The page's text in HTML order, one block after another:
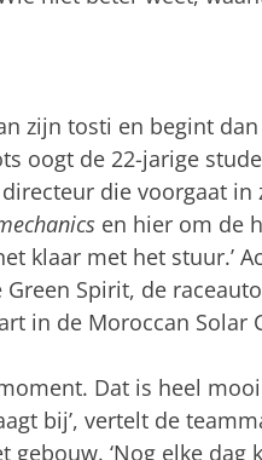
zijn tosti en begint
oogt de 22-jarige
die voorgaat
en hier om de
klaar met het stuur.’
Spirit, de
in de Moroccan Solar
Dat is heel
bij’, vertelt de
‘Nog elke dag